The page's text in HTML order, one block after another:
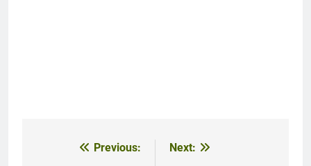
NavigacijaPrevious:
Next: